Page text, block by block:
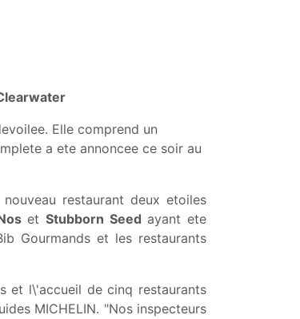
Elle comprend un
a ete annoncee ce soir au
restaurant deux etoiles
et Stubborn Seed ayant ete
Gourmands et les restaurants
et l\'accueil de cinq restaurants
MICHELIN. "Nos inspecteurs